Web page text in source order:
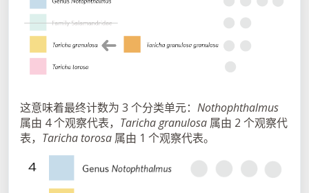
这意味着最终计数为 3 个分类单元： Nothophthalmus
属由 4 个观察代表， Taricha granulosa属由 2 个观察代
表， Taricha torosa属由 1 个观察代表。